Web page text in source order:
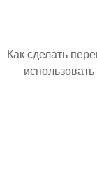
Как сделать